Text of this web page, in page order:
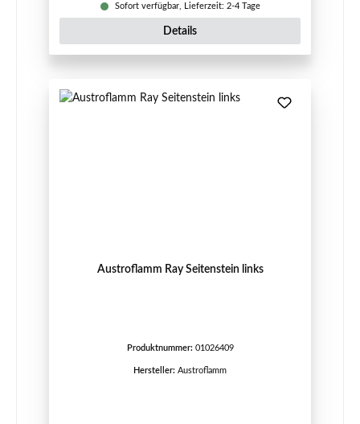
Sofort verfügbar, Lieferzeit: 2-4 Tage
Details
Austroflamm Ray Seitenstein links
Produktnummer: 01026409
Hersteller: Austroflamm